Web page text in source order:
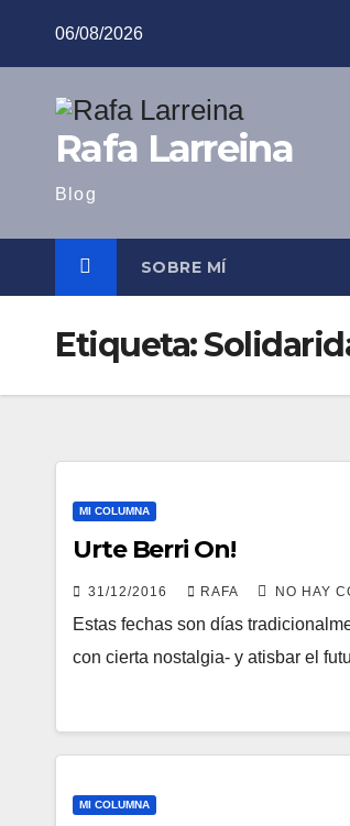
06/08/2026
Rafa Larreina
Blog
SOBRE MÍ
Etiqueta:
MI COLUMNA
Urte Berri On!
31/12/2016 RAFA NO HAY
Estas fechas son dí­as
con cierta nostalgia- y atisbar el
MI COLUMNA